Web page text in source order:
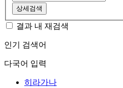
상세검색
결과 내 재검색
인기 검색어
다국어 입력
히라가나